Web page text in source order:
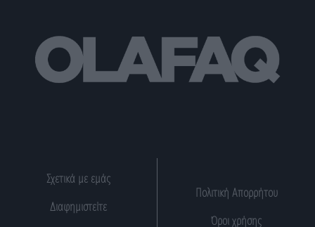
Σχετικά με εμάς
Διαφημιστείτε
Πολιτική Απορρήτου
Όροι χρήσης